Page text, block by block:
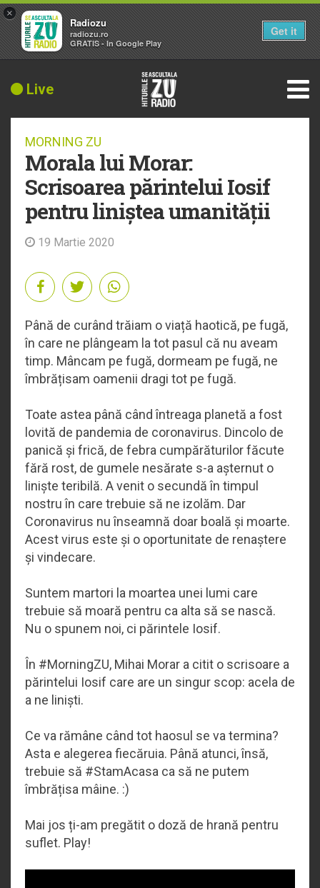
Live
MORNING ZU
Morala lui Morar:
Scrisoarea părintelui Iosif
pentru liniștea umanității
19 Martie 2020
Până de curând trăiam o viață haotică, pe fugă,
în care ne plângeam la tot pasul că nu aveam
timp. Mâncam pe fugă, dormeam pe fugă, ne
îmbrățisam oamenii dragi tot pe fugă.
Toate astea până când întreaga planetă a fost
lovită de pandemia de coronavirus. Dincolo de
panică și frică, de febra cumpărăturilor făcute
fără rost, de gumele nesărate s-a așternut o
liniște teribilă. A venit o secundă în timpul
nostru în care trebuie să ne izolăm. Dar
Coronavirus nu înseamnă doar boală și moarte.
Acest virus este și o oportunitate de renaștere
și vindecare.
Suntem martori la moartea unei lumi care
trebuie să moară pentru ca alta să se nască.
Nu o spunem noi, ci părintele Iosif.
În #MorningZU, Mihai Morar a citit o scrisoare a
părintelui Iosif care are un singur scop: acela de
a ne liniști.
Ce va rămâne când tot haosul se va termina?
Asta e alegerea fiecăruia. Până atunci, însă,
trebuie să #StamAcasa ca să ne putem
îmbrățisa mâine. :)
Mai jos ți-am pregătit o doză de hrană pentru
suflet. Play!
×
Radiozu
radiozu.ro
GRATIS - In Google Play
Get it